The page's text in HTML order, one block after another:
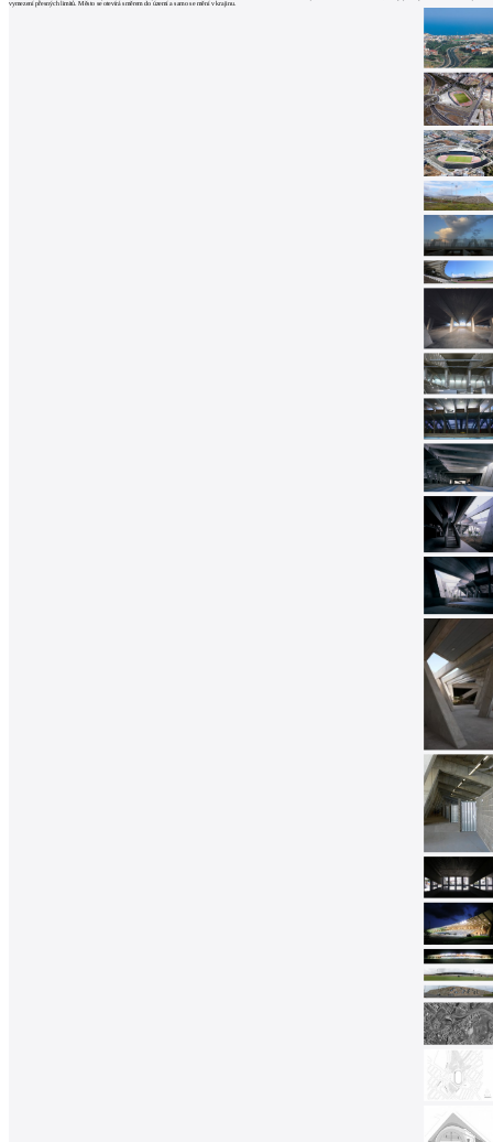
vymezení přesných limitů. Město se otevírá směrem do území a samo se mění v krajinu.
architektů